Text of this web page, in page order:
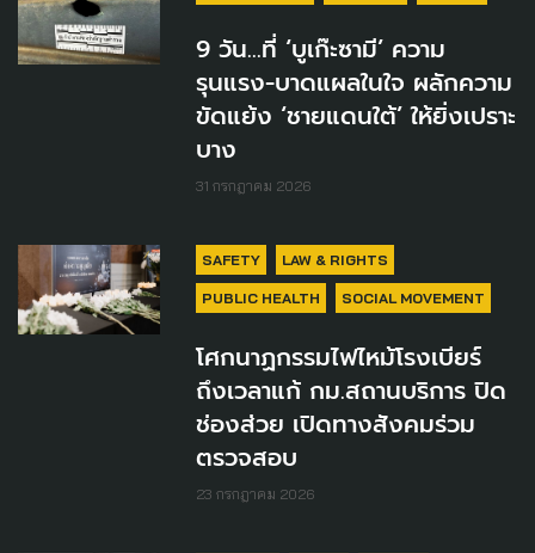
9 วัน...ที่ ‘บูเก๊ะซามี’ ความ
รุนแรง-บาดแผลในใจ ผลักความ
ขัดแย้ง ‘ชายแดนใต้’ ให้ยิ่งเปราะ
บาง
31 กรกฎาคม 2026
SAFETY LAW & RIGHTS
PUBLIC HEALTH SOCIAL MOVEMENT
โศกนาฏกรรมไฟไหม้โรงเบียร์
ถึงเวลาแก้ กม.สถานบริการ ปิด
ช่องส่วย เปิดทางสังคมร่วม
ตรวจสอบ
23 กรกฎาคม 2026